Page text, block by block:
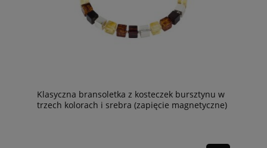
Klasyczna bransoletka z kosteczek bursztynu w
trzech kolorach i srebra (zapięcie magnetyczne)